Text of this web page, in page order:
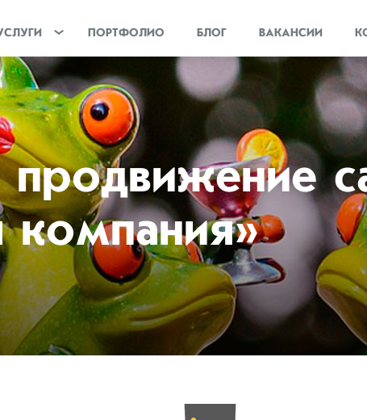
ПОРТФОЛИО БЛОГ ВАКАНСИИ
продвижение
компания»